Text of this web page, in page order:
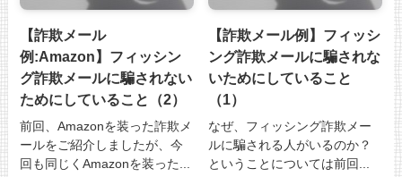
【詐欺メール
例:Amazon】フィッシン
グ詐欺メールに騙されない
ためにしていること（2）
前回、Amazonを装った詐欺メ
ールをご紹介しましたが、今
回も同じくAmazonを装った...
【詐欺メール例】フィッシ
ング詐欺メールに騙されな
いためにしていること
（1）
なぜ、フィッシング詐欺メー
ルに騙される人がいるのか？
ということについては前回...